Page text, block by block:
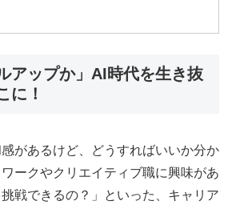
アップか」AI時代を生き抜
に！
感があるけど、どうすればいいか分か
ークやクリエイティブ職に興味があ
戦できるの？」といった、キャリア